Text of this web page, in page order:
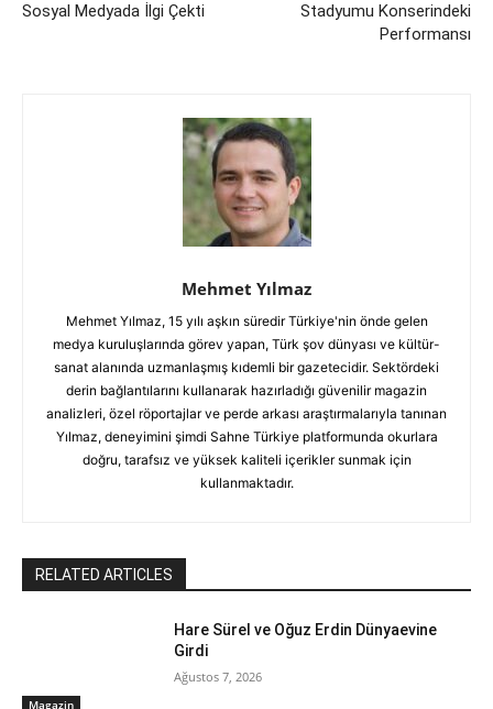
Sosyal Medyada İlgi Çekti
Stadyumu Konserindeki
Performansı
Mehmet Yılmaz
Mehmet Yılmaz, 15 yılı aşkın süredir Türkiye'nin önde gelen
medya kuruluşlarında görev yapan, Türk şov dünyası ve kültür-
sanat alanında uzmanlaşmış kıdemli bir gazetecidir. Sektördeki
derin bağlantılarını kullanarak hazırladığı güvenilir magazin
analizleri, özel röportajlar ve perde arkası araştırmalarıyla tanınan
Yılmaz, deneyimini şimdi Sahne Türkiye platformunda okurlara
doğru, tarafsız ve yüksek kaliteli içerikler sunmak için
kullanmaktadır.
RELATED ARTICLES
Magazin
Hare Sürel ve Oğuz Erdin Dünyaevine
Girdi
Ağustos 7, 2026